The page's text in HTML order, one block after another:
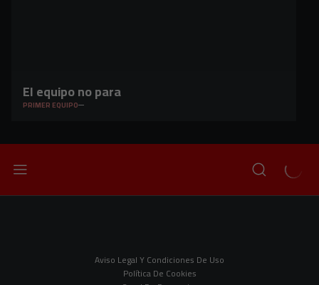
El equipo no para
PRIMER EQUIPO
Aviso Legal Y Condiciones De Uso
Política De Cookies